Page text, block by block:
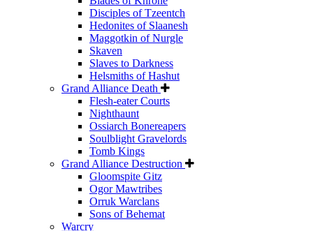
Disciples of Tzeentch
Hedonites of Slaanesh
Maggotkin of Nurgle
Skaven
Slaves to Darkness
Helsmiths of Hashut
Grand Alliance Death
Flesh-eater Courts
Nighthaunt
Ossiarch Bonereapers
Soulblight Gravelords
Tomb Kings
Grand Alliance Destruction
Gloomspite Gitz
Ogor Mawtribes
Orruk Warclans
Sons of Behemat
Warcry